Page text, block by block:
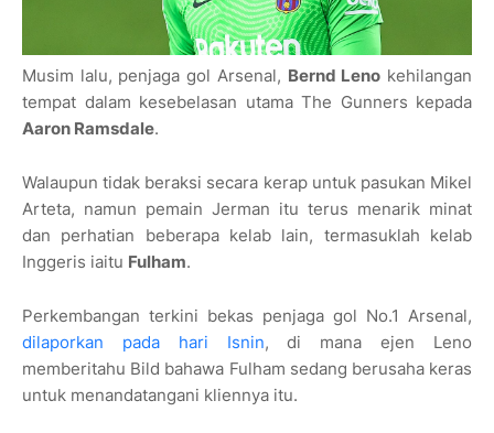
Musim lalu, penjaga gol Arsenal, Bernd Leno kehilangan
tempat dalam kesebelasan utama The Gunners kepada
Aaron Ramsdale.
Walaupun tidak beraksi secara kerap untuk pasukan Mikel
Arteta, namun pemain Jerman itu terus menarik minat
dan perhatian beberapa kelab lain, termasuklah kelab
Inggeris iaitu Fulham.
Perkembangan terkini bekas penjaga gol No.1 Arsenal,
dilaporkan pada hari Isnin, di mana ejen Leno
memberitahu Bild bahawa Fulham sedang berusaha keras
untuk menandatangani kliennya itu.